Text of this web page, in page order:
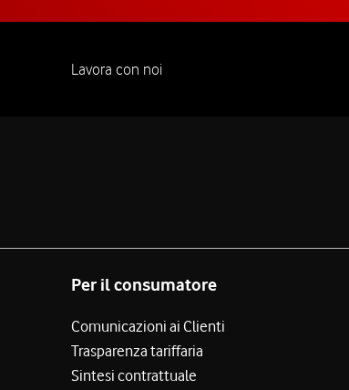
Lavora con noi
Per il consumatore
Comunicazioni ai Clienti
Trasparenza tariffaria
Sintesi contrattuale